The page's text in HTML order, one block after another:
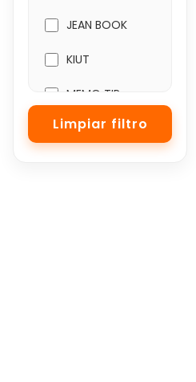
JEAN BOOK
KIUT
MEMO TIP
N-COLOR